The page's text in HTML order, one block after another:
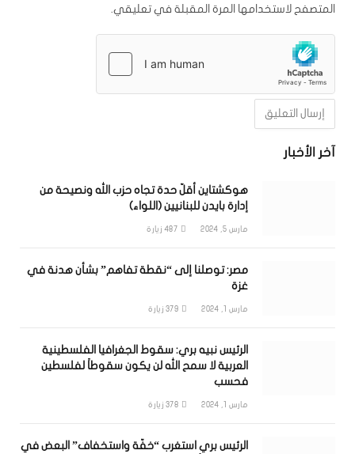
المتصفح لاستخدامها المرة المقبلة في تعليقي.
آخر الأخبار
هوكشتاين أقلّ حدة تجاه حزب الله ونصيحة من
إدارة بايدن للبنانيين (اللواء)
مارس 5, 2024 487 زيارة
مصر: توصلنا إلى “نقطة تفاهم” بشأن هدنة في
غزة
مارس 1, 2024 379 زيارة
الرئيس نبيه بري: سقوط الجغرافيا الفلسطينية
العربية لا سمح الله لن يكون سقوطاً لفلسطين
فحسب
مارس 1, 2024 378 زيارة
الرئيس بري استغرب “خفّة واستخفاف” البعض في